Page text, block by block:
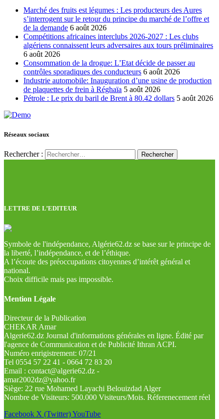
Marché des fruits est légumes : Les producteurs des Aures
s’interrogent sur le retour du principe du marché de l’offre et
de la demande 6 août 2026
Compétitions africaines interclubs 2026-2027 : Les clubs
algériens connaissent leurs adversaires aux tours préliminaires
6 août 2026
Consommation de la drogue: L’Etat décide de passer au
contrôles sporadiques des conducteurs 6 août 2026
Industrie automobile: Inauguration d’une usine de production
de plaquettes de frein à Réghaïa 5 août 2026
Pétrole : Le prix du baril de Brent à 80.42 dollars 5 août 2026
Réseaux sociaux
Rechercher :
LETTRE DE L’EDITEUR
Symbole de l'indépendance, Algérie62.dz se base sur le principe de
la liberté, l’indépendance, et de l’éthique.
A l’écoute des préoccupations citoyennes d’intérêt général et
national.
Choix difficile mais pas impossible.
Mention Légale
Directeur de la Publication
CHEKAR Amar
Algerie62.dz Journal d'informations générales en ligne. Édité par
l'agence de Communication et de Publicité Ithran ACPI.
Numéro enrigistrement: 07/21
Tel 0554 57 22 41 - 0664 72 83 20
Email : contact@algerie62.dz -
amar2002dz@yahoo.fr
Siège: 22 rue Mohamed Layachi Belouizdad Alger
Nombre de Visiteurs: 500.000 Visiteurs/Mois. Réferenecement réel
Facebook X (Twitter)YouTube